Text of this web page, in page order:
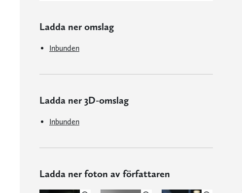
Ladda ner omslag
Inbunden
Ladda ner 3D-omslag
Inbunden
Ladda ner foton av författaren